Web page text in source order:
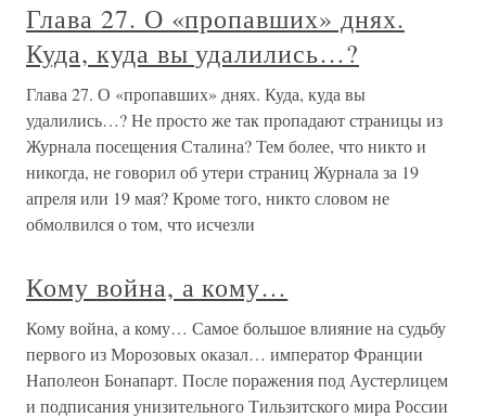
Глава 27. О «пропавших» днях.
Куда, куда вы удалились…?
Глава 27. О «пропавших» днях. Куда, куда вы
удалились…? Не просто же так пропадают страницы из
Журнала посещения Сталина? Тем более, что никто и
никогда, не говорил об утери страниц Журнала за 19
апреля или 19 мая? Кроме того, никто словом не
обмолвился о том, что исчезли
Кому война, а кому…
Кому война, а кому… Самое большое влияние на судьбу
первого из Морозовых оказал… император Франции
Наполеон Бонапарт. После поражения под Аустерлицем
и подписания унизительного Тильзитского мира России